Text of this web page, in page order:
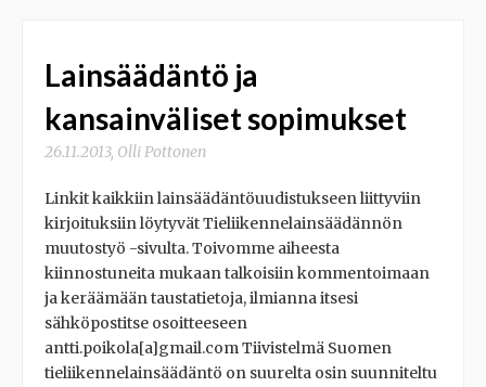
Lainsäädäntö ja
kansainväliset sopimukset
26.11.2013, Olli Pottonen
Linkit kaikkiin lainsäädäntöuudistukseen liittyviin
kirjoituksiin löytyvät Tieliikennelainsäädännön
muutostyö -sivulta. Toivomme aiheesta
kiinnostuneita mukaan talkoisiin kommentoimaan
ja keräämään taustatietoja, ilmianna itsesi
sähköpostitse osoitteeseen
antti.poikola[a]gmail.com Tiivistelmä Suomen
tieliikennelainsäädäntö on suurelta osin suunniteltu